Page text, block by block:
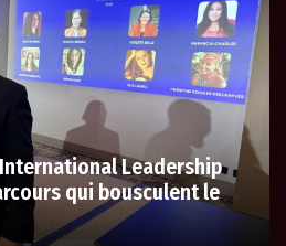
International Leadership
qui bousculent le